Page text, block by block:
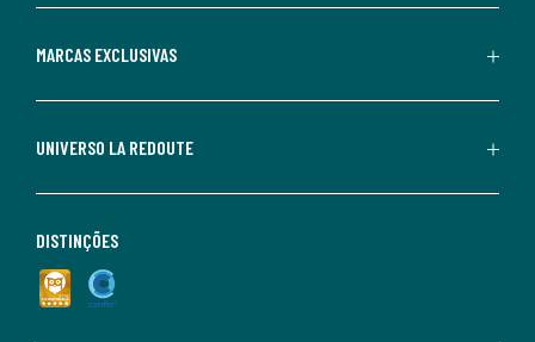
MARCAS EXCLUSIVAS
UNIVERSO LA REDOUTE
DISTINÇÕES